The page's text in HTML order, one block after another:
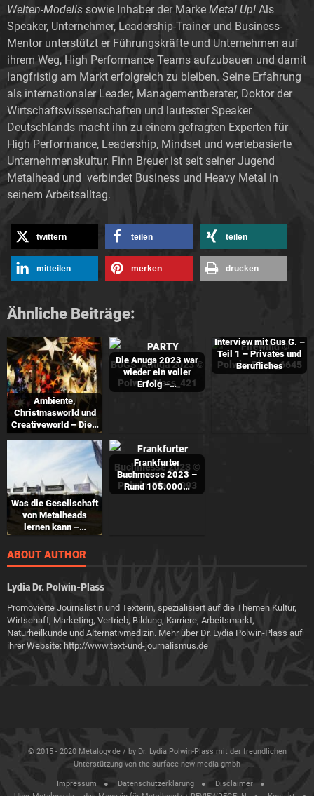
Welten-Modells sowie Inhaber der Marke Metal Up! Als
Speaker, Unternehmer, Leadership-Trainer und Business-
Mentor unterstützt er Führungskräfte und Unternehmen auf
ihrem Weg, High Performance Teams aufzubauen und damit
langfristig am Markt erfolgreich zu bleiben. Seine Erfahrung
als internationaler Leader, Managementberater, Doktor der
Wirtschaftswissenschaften und lautester Speaker
Deutschlands macht ihn zu einem gefragten Experten für
High Performance, Leadership, Mindset und wertebasierte
Unternehmenskultur. Finn Breuer ist seit seiner Jugend
Metalhead und verbindet Business und Heavy Metal in
seinem Arbeitsalltag.
twittern teilen teilen
mitteilen merken drucken
Ähnliche Beiträge:
Ambiente,
Christmasworld und
Creativeworld – Die…
Die Anuga 2023 war
wieder ein voller
Erfolg –…
Interview mit Gus G. –
Teil 1 – Privates und
Berufliches
Was die Gesellschaft
von Metalheads
lernen kann –…
Frankfurter
Buchmesse 2023 –
Rund 105.000…
ABOUT AUTHOR
Lydia Dr. Polwin-Plass
Promovierte Journalistin und Texterin, spezialisiert auf die Themen Kultur,
Wirtschaft, Marketing, Vertrieb, Bildung, Karriere, Arbeitsmarkt,
Naturheilkunde und Alternativmedizin. Mehr über Dr. Lydia Polwin-Plass auf
ihrer Website: http://www.text-und-journalismus.de
© 2015 - 2020 Metalogy.de / by Dr. Lydia Polwin-Plass mit der freundlichen
Unterstützung von the surface new media gmbh
Impressum Datenschutzerklärung
Disclaimer